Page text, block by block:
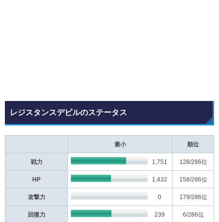
レジスタンスデビルのステータス
最小 順位
戦力 1,751 128/286位
HP 1,432 158/286位
攻撃力 0 179/286位
回復力 239 6/286位